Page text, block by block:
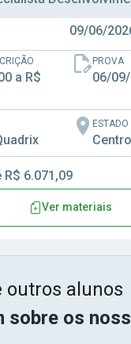
09/06/
a R$
PROVA
06/
ESTADO
R$ 6.071,09
Ver materiais
outros alunos
sobre os